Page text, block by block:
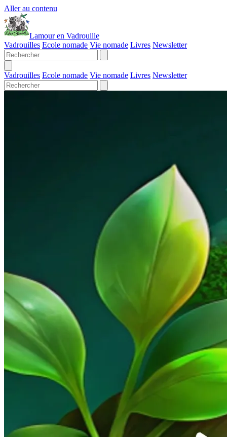
Aller au contenu
Lamour en Vadrouille
Vadrouilles Ecole nomade Vie nomade Livres Newsletter
Vadrouilles Ecole nomade Vie nomade Livres Newsletter